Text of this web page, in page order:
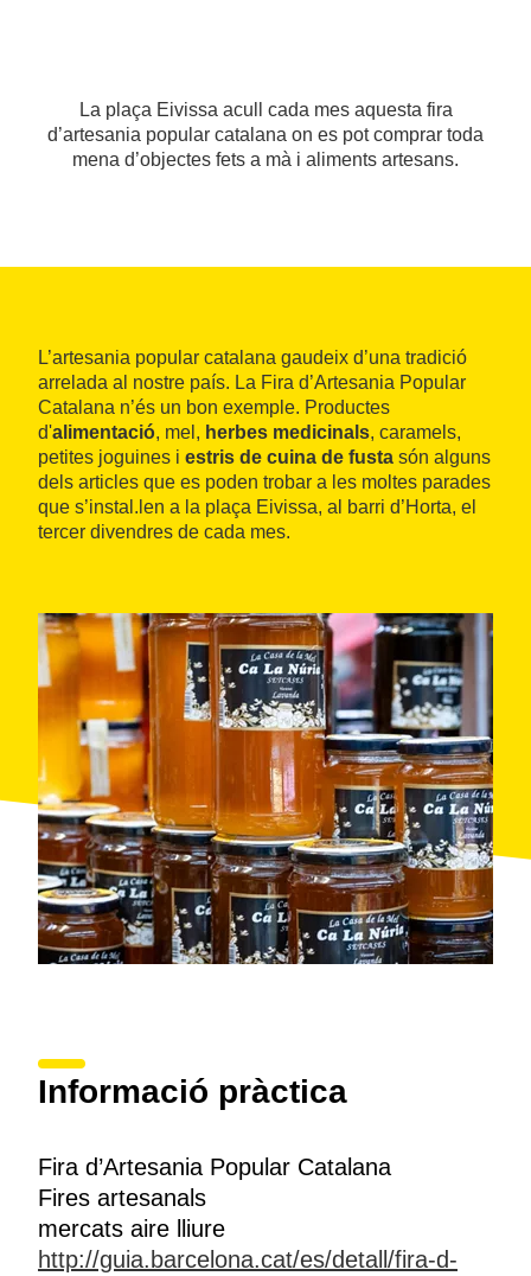
La plaça Eivissa acull cada mes aquesta fira
d’artesania popular catalana on es pot comprar toda
mena d’objectes fets a mà i aliments artesans.
L’artesania popular catalana gaudeix d’una tradició
arrelada al nostre país. La Fira d’Artesania Popular
Catalana n’és un bon exemple. Productes
d'alimentació, mel, herbes medicinals, caramels,
petites joguines i estris de cuina de fusta són alguns
dels articles que es poden trobar a les moltes parades
que s’instal.len a la plaça Eivissa, al barri d’Horta, el
tercer divendres de cada mes.
Informació pràctica
Fira d’Artesania Popular Catalana
Fires artesanals
mercats aire lliure
http://guia.barcelona.cat/es/detall/fira-d-